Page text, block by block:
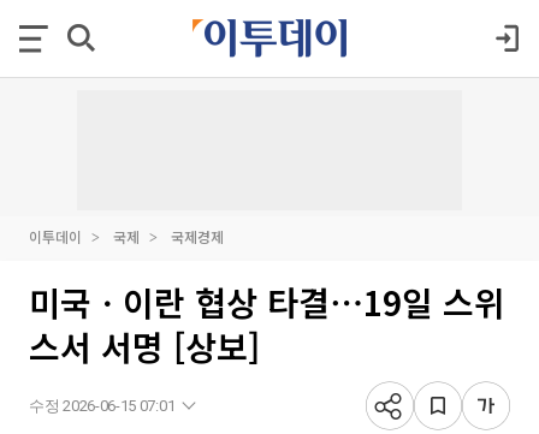
이투데이 국제 국제경제
미국ㆍ이란 협상 타결⋯19일 스위
스서 서명 [상보]
수정 2026-06-15 07:01